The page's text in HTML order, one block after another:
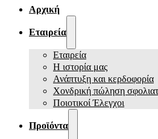
Αρχική
Εταιρεία
Εταιρεία
Η ιστορία μας
Ανάπτυξη και κερδοφορία
Χονδρική πώληση
Ποιοτικοί Έλεγχοι
Προϊόντα